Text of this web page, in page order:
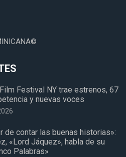
Festival NY trae estrenos, 67
y nuevas voces
de contar las buenas historias»:
«Lord Jáquez», habla de su
Palabras»